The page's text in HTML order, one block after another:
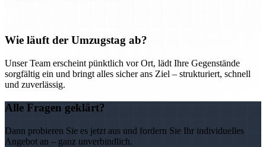
Wie läuft der Umzugstag ab?
Unser Team erscheint pünktlich vor Ort, lädt Ihre Gegenstände
sorgfältig ein und bringt alles sicher ans Ziel – strukturiert, schnell
und zuverlässig.
Alle Fragen geklärt?
Dann probieren Sie es jetzt aus und fordern Sie Ihr individuelles
Angebot an – ganz unverbindlich.